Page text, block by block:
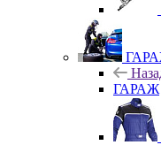
ГАРАЖ